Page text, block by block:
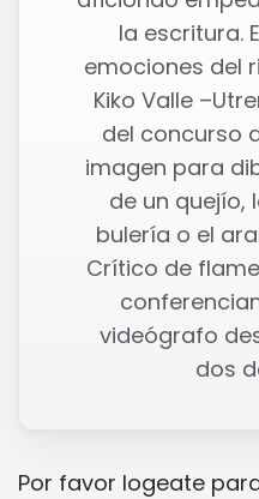
la escritura.
emociones del
Kiko Valle
del concurso
imagen para
de un quejío,
bulería o el
Crítico de
videógrafo
dos
Por favor logeate